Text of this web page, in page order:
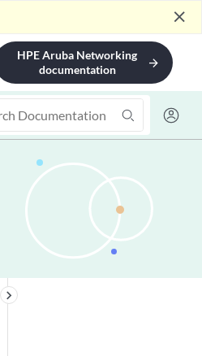
close
HPE Aruba Networking
documentation
arrow_forward
keyboard_arrow_right